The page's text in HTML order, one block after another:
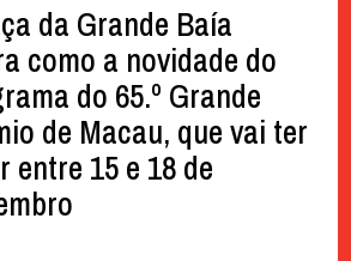
da Grande Baía
como a novidade do
do 65.º Grande
de Macau, que vai ter
entre 15 e 18 de